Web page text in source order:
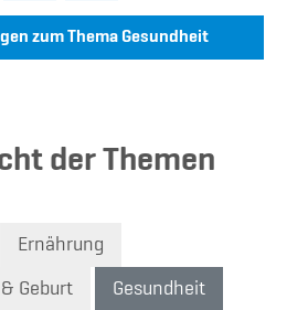
zum Thema Gesundheit
der Themen
Ernährung
Geburt Gesundheit